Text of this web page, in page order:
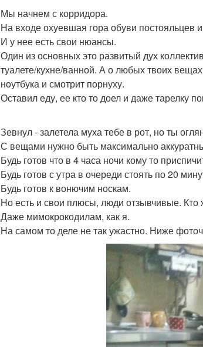
Мы начнем с корридора.
На входе охуевшая гора обуви
И у нее есть свои нюансы.
Один из основных это развитый дух
туалете/кухне/ванной. А о любых твоих
ноутбука и смотрит порнуху.
Оставил еду, ее кто то доел и даже тарелку
Зевнул - залетела муха тебе в рот, но ты
С вещами нужно быть максимально
Будь готов что в 4 часа ночи кому то
Будь готов с утра в очереди стоять по 20
Будь готов к вонючим носкам.
Но есть и свои плюсы, люди отзывчивые. Кто
Даже мимокрокодилам, как я.
На самом то деле не так ужастно. Ниже